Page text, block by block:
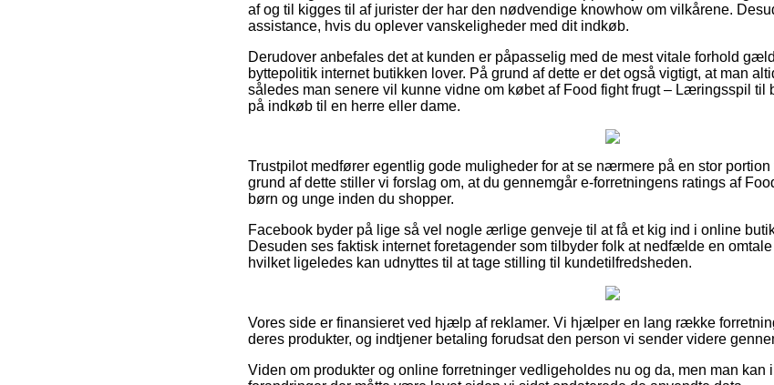
af og til kigges til af jurister der har den nødvendige knowhow om vilkårene.
assistance, hvis du oplever vanskeligheder med dit indkøb.
Derudover anbefales det at kunden er påpasselig med de mest vitale forhold
byttepolitik internet butikken lover. På grund af dette er det også vigtigt, at man
således man senere vil kunne vidne om købet af Food fight frugt – Læringsspil til
på indkøb til en herre eller dame.
Trustpilot medfører egentlig gode muligheder for at se nærmere på en stor
grund af dette stiller vi forslag om, at du gennemgår e-forretningens ratings af
børn og unge inden du shopper.
Facebook byder på lige så vel nogle ærlige genveje til at få et kig ind i online
Desuden ses faktisk internet foretagender som tilbyder folk at nedfælde en
hvilket ligeledes kan udnyttes til at tage stilling til kundetilfredsheden.
Vores side er finansieret ved hjælp af reklamer. Vi hjælper en lang række
deres produkter, og indtjener betaling forudsat den person vi sender videre
Viden om produkter og online forretninger vedligeholdes nu og da, men man kan